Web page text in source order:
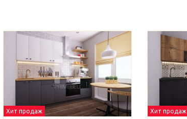
Хит продаж Хит продаж